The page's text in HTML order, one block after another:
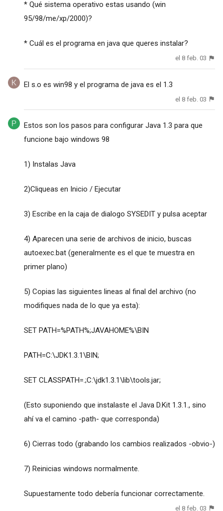
* Qué sistema operativo estas usando (win
95/98/me/xp/2000)?
* Cuál es el programa en java que queres instalar?
el 8 feb. 03
El s.o es win98 y el programa de java es el 1.3
el 8 feb. 03
Estos son los pasos para configurar Java 1.3 para que
funcione bajo windows 98
1) Instalas Java
2)Cliqueas en Inicio / Ejecutar
3) Escribe en la caja de dialogo SYSEDIT y pulsa aceptar
4) Aparecen una serie de archivos de inicio, buscas
autoexec.bat (generalmente es el que te muestra en
primer plano)
5) Copias las siguientes lineas al final del archivo (no
modifiques nada de lo que ya esta):
SET PATH=%PATH%;JAVAHOME%\BIN
PATH=C:\JDK1.3.1\BIN;
SET CLASSPATH=.;C:\jdk1.3.1\lib\tools.jar;
(Esto suponiendo que instalaste el Java D.Kit 1.3.1., sino
ahí va el camino -path- que corresponda)
6) Cierras todo (grabando los cambios realizados -obvio-)
7) Reinicias windows normalmente.
Supuestamente todo debería funcionar correctamente.
el 8 feb. 03